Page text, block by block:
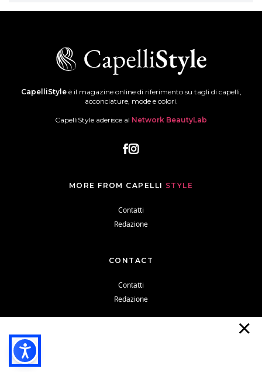
CapelliStyleè il magazine online di riferimento su tagli di capelli,
acconciature, mode e colori.
CapelliStyle aderisce al Network BeautyLab
MORE FROM CAPELLI STYLE
Contatti
Redazione
CONTACT
Contatti
Redazione